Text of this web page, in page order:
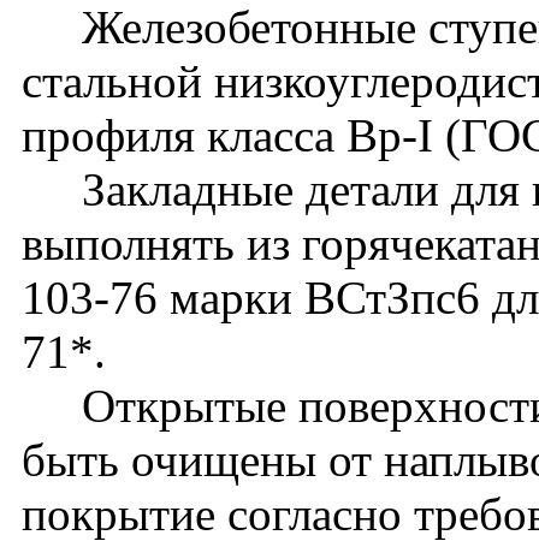
Железобетонные
стальной
профиля класса Вр-I
Закладные детали для
выполнять из
103-76 марки ВСтЗпс6
71*.
Открытые
быть очищены от
покрытие согласно